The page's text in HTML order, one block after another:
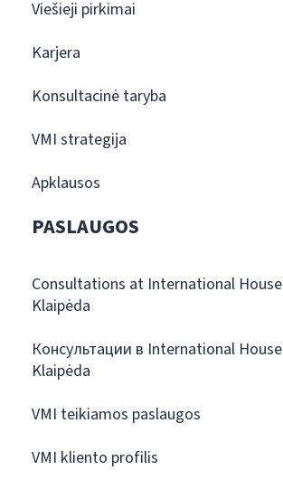
Viešieji pirkimai
Karjera
Konsultacinė taryba
VMI strategija
Apklausos
PASLAUGOS
Consultations at International
Klaipėda
Консультации в International
Klaipėda
VMI teikiamos paslaugos
VMI kliento profilis